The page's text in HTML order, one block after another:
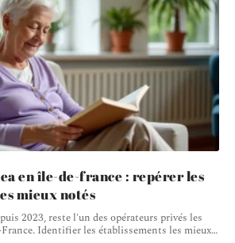
en île-de-france : repérer les
mieux notés
2023, reste l'un des opérateurs privés les
Identifier les établissements les mieux…